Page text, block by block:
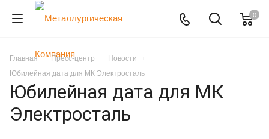
0
Главная Пресс-центр
Новости
Юбилейная дата для МК Электросталь
Юбилейная дата для МК
Электросталь